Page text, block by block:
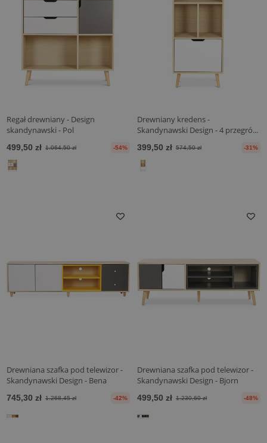
Regał drewniany - Design
skandynawski - Pol
499,50 zł 1.064,50 zł -54%
Drewniany kredens -
Skandynawski Design - 4 przegró...
399,50 zł 574,50 zł -31%
Drewniana szafka pod telewizor -
Skandynawski Design - Bena
745,30 zł 1.268,45 zł -42%
Drewniana szafka pod telewizor -
Skandynawski Design - Bjorn
499,50 zł 1.230,60 zł -48%